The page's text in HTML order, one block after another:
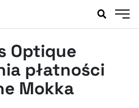
Optique
płatności
Mokka